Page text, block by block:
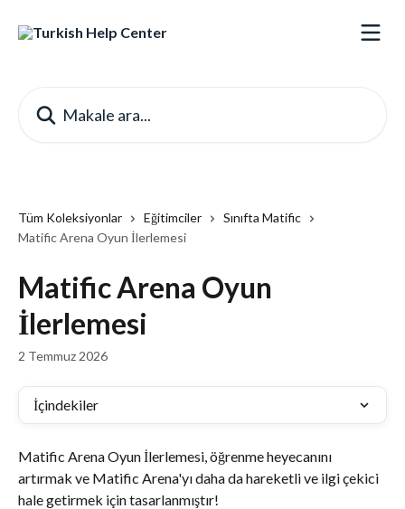
Tüm Koleksiyonlar Eğitimciler
Sınıfta Matific
Matific Arena Oyun İlerlemesi
Matific Arena Oyun
İlerlemesi
2 Temmuz 2026
İçindekiler
Matific Arena Oyun İlerlemesi, öğrenme heyecanını
artırmak ve Matific Arena'yı daha da hareketli ve ilgi çekici
hale getirmek için tasarlanmıştır!